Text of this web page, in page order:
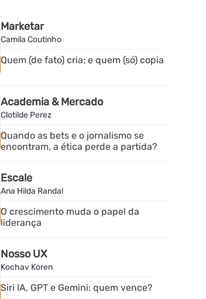
Marketar
Camila Coutinho
Quem (de fato) cria; e quem (só) copia
Academia & Mercado
Clotilde Perez
Quando as bets e o jornalismo se
encontram, a ética perde a partida?
Escale
Ana Hilda Randal
O crescimento muda o papel da
liderança
Nosso UX
Kochav Koren
Siri IA, GPT e Gemini: quem vence?